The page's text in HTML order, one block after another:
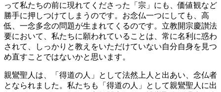
って私たちの前に現れてくださった「宗」にも、価値観など
勝手に押しつけてしまうのです。お念仏一つにしても、高
低、一念多念の問題が生まれてくるのです。立教開宗慶讃法
要において、私たちに願われていることは、常に名利に惑わ
されて、しっかりと教えをいただけていない自分自身を見つ
め直すことではないかと思います。
親鸞聖人は、「得道の人」として法然上人と出あい、念仏者
となられました。私たちも「得道の人」として親鸞聖人に出